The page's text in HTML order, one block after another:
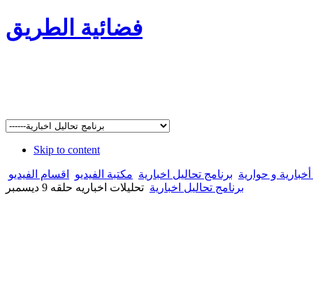
فضائية الطريق
Skip to content
و حوارية برنامج تحاليل اخبارية مكتبة الفيديو
اقسام الفيديو
برنامج تحاليل اخبارية تحليلات اخباريه حلقه 9 ديسمبر